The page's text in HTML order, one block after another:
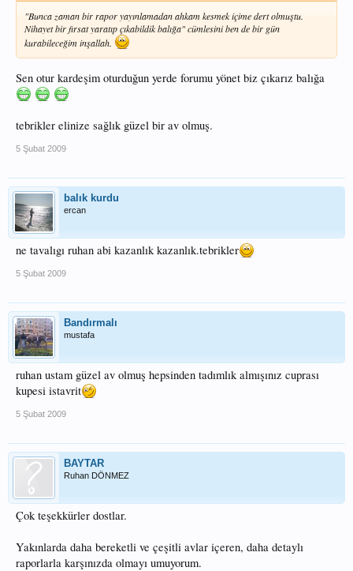
"Bunca zaman bir rapor yayınlamadan ahkam kesmek içime dert olmuştu.
Nihayet bir fırsat yaratıp çıkabildik balığa" cümlesini ben de bir gün
kurabileceğim inşallah.
Sen otur kardeşim oturduğun yerde forumu yönet biz çıkarız balığa
tebrikler elinize sağlık güzel bir av olmuş.
5 Şubat 2009
balık kurdu
ercan
ne tavalıgı ruhan abi kazanlık kazanlık.tebrikler
5 Şubat 2009
Bandırmalı
mustafa
ruhan ustam güzel av olmuş hepsinden tadımlık almışınız cuprası
kupesi istavrit
5 Şubat 2009
BAYTAR
Ruhan DÖNMEZ
Çok teşekkürler dostlar.
Yakınlarda daha bereketli ve çeşitli avlar içeren, daha detaylı
raporlarla karşınızda olmayı umuyorum.